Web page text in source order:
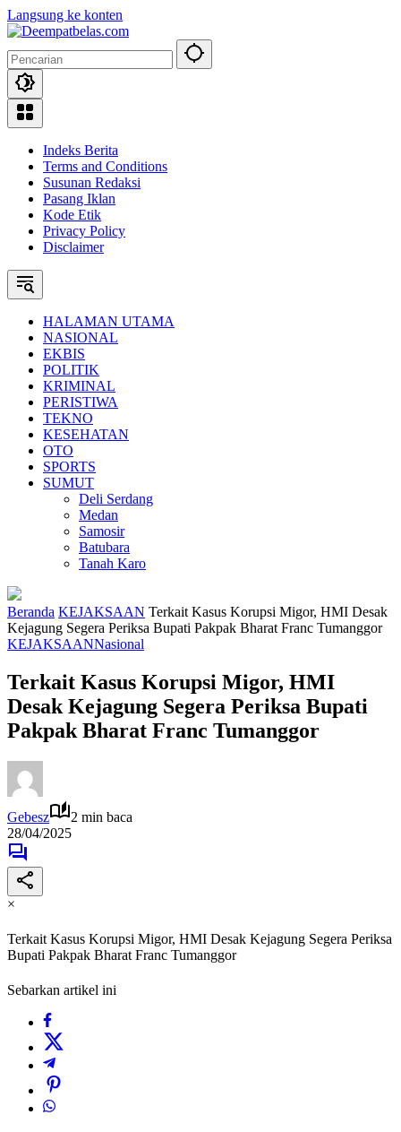
Langsung ke konten
Indeks Berita
Terms and Conditions
Susunan Redaksi
Pasang Iklan
Kode Etik
Privacy Policy
Disclaimer
HALAMAN UTAMA
NASIONAL
EKBIS
POLITIK
KRIMINAL
PERISTIWA
TEKNO
KESEHATAN
OTO
SPORTS
SUMUT
Deli Serdang
Medan
Samosir
Batubara
Tanah Karo
Beranda KEJAKSAAN Terkait Kasus Korupsi Migor, HMI Desak
Kejagung Segera Periksa Bupati Pakpak Bharat Franc Tumanggor
KEJAKSAANNasional
Terkait Kasus Korupsi Migor, HMI
Desak Kejagung Segera Periksa Bupati
Pakpak Bharat Franc Tumanggor
Gebesz
2 min baca
28/04/2025
×
Terkait Kasus Korupsi Migor, HMI Desak Kejagung Segera Periksa
Bupati Pakpak Bharat Franc Tumanggor
Sebarkan artikel ini